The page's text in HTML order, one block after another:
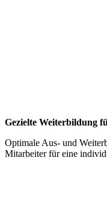
Gezielte Weiterbildung
Optimale Aus- und
Mitarbeiter für eine